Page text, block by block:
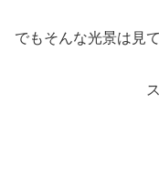
でもそんな光景は見